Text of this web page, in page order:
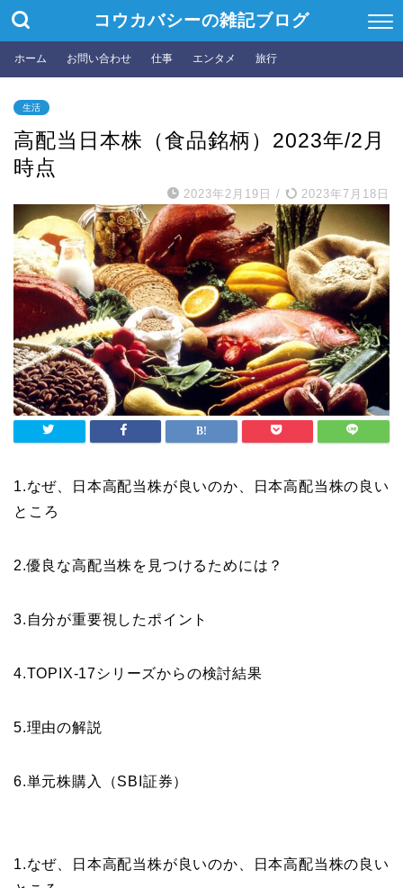
コウカバシーの雑記ブログ
ホーム お問い合わせ 仕事 エンタメ 旅行
生活
高配当日本株（食品銘柄）2023年/2月
時点
2023年2月19日 / 2023年7月18日
1.なぜ、日本高配当株が良いのか、日本高配当株の良い
ところ
2.優良な高配当株を見つけるためには？
3.自分が重要視したポイント
4.TOPIX-17シリーズからの検討結果
5.理由の解説
6.単元株購入（SBI証券）
1.なぜ、日本高配当株が良いのか、日本高配当株の良い